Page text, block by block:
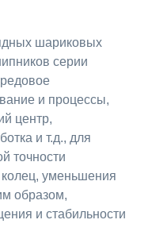
шариковых
серии
и процессы,
центр,
и т.д., для
точности
колец, уменьшения
образом,
и стабильности